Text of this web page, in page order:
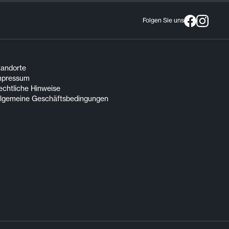
Folgen Sie uns
Hinweise
Geschäftsbedingungen